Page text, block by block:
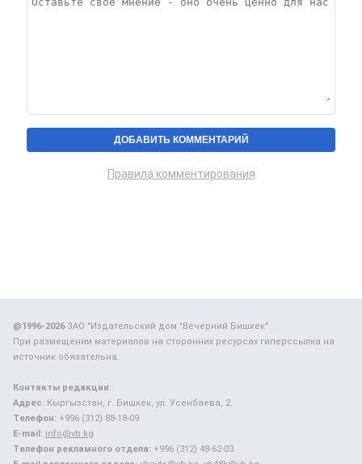
Правила комментирования
@1996-2026ЗАО "Издательский дом "Вечерний Бишкек"
При размещении материалов на сторонних ресурсах гиперссылка на
источник обязательна.
Контакты редакции:
Адрес: Кыргызстан, г. Бишкек, ул. Усенбаева, 2.
Телефон: +996 (312) 88-18-09.
E-mail: info@vb.kg
Телефон рекламного отдела: +996 (312) 48-62-03.